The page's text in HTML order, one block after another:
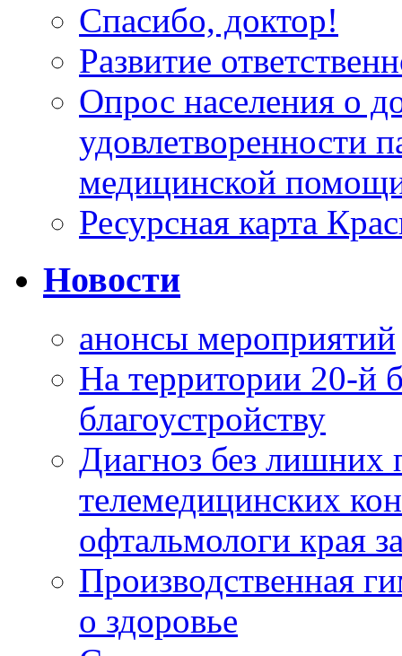
Спасибо, доктор!
Развитие
Опрос населения о
удовлетворенности
медицинской
Ресурсная карта
Новости
анонсы мероприятий
На территории 20-й
благоустройству
Диагноз без лишних
телемедицинских
офтальмологи края
Производственная
о здоровье